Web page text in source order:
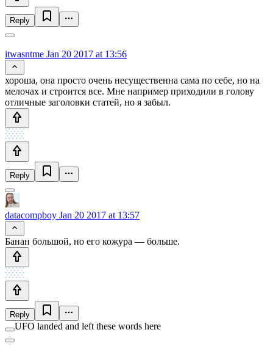
Reply
itwasntme Jan 20 2017 at 13:56
хороша, она просто очень несущественна сама по себе, но на
мелочах и строится все. Мне например приходили в голову
отличные заголовки статей, но я забыл.
Reply
datacompboy Jan 20 2017 at 13:57
Банан большой, но его кожура — больше.
Reply
UFO landed and left these words here